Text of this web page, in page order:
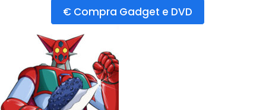
€ Compra Gadget e DVD